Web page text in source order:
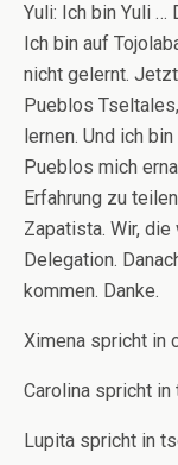
Yuli: Ich bin Yuli …
Ich bin auf
nicht gelernt.
Pueblos
lernen. Und ich
Pueblos mich
Erfahrung zu
Zapatista. Wir,
Delegation.
kommen. Danke.
Ximena spricht in
Carolina spricht
Lupita spricht in